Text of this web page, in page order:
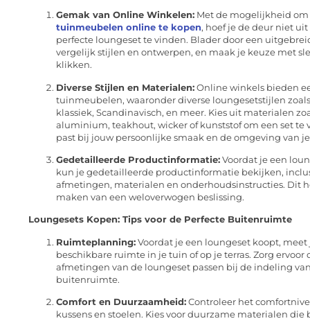
Gemak van Online Winkelen: Met de mogelijkheid om
tuinmeubelen online te kopen, hoef je de deur niet
perfecte loungeset te vinden. Blader door een
vergelijk stijlen en ontwerpen, en maak je keuze met
klikken.
Diverse Stijlen en Materialen: Online winkels bieden
tuinmeubelen, waaronder diverse loungesetstijlen
klassiek, Scandinavisch, en meer. Kies uit materialen
aluminium, teakhout, wicker of kunststof om een set te
past bij jouw persoonlijke smaak en de omgeving van
Gedetailleerde Productinformatie: Voordat je een
kun je gedetailleerde productinformatie bekijken,
afmetingen, materialen en onderhoudsinstructies. Dit
maken van een weloverwogen beslissing.
Loungesets Kopen: Tips voor de Perfecte Buitenruimte
Ruimteplanning: Voordat je een loungeset koopt, meet
beschikbare ruimte in je tuin of op je terras. Zorg ervoor
afmetingen van de loungeset passen bij de indeling
buitenruimte.
Comfort en Duurzaamheid: Controleer het
kussens en stoelen. Kies voor duurzame materialen die